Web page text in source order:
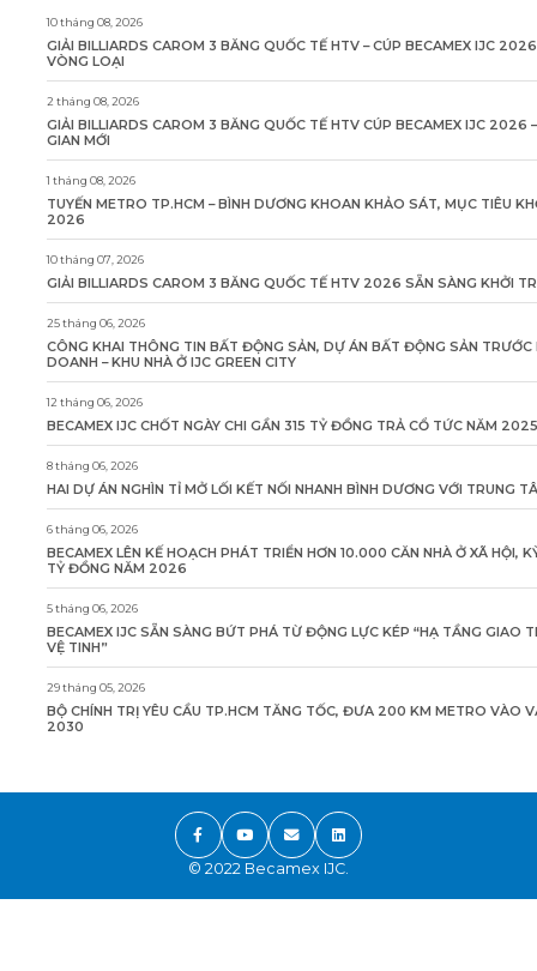
10 tháng 08, 2026
GIẢI BILLIARDS CAROM 3 BĂNG QUỐC TẾ HTV – CÚP BECAMEX IJC
VÒNG LOẠI
2 tháng 08, 2026
GIẢI BILLIARDS CAROM 3 BĂNG QUỐC TẾ HTV CÚP BECAMEX IJC 2026
GIAN MỚI
1 tháng 08, 2026
TUYẾN METRO TP.HCM – BÌNH DƯƠNG KHOAN KHẢO SÁT, MỤC TIÊU
2026
10 tháng 07, 2026
GIẢI BILLIARDS CAROM 3 BĂNG QUỐC TẾ HTV 2026 SẴN SÀNG KHỞI
25 tháng 06, 2026
CÔNG KHAI THÔNG TIN BẤT ĐỘNG SẢN, DỰ ÁN BẤT ĐỘNG SẢN
DOANH – KHU NHÀ Ở IJC GREEN CITY
12 tháng 06, 2026
BECAMEX IJC CHỐT NGÀY CHI GẦN 315 TỶ ĐỒNG TRẢ CỔ TỨC NĂM 2025
8 tháng 06, 2026
HAI DỰ ÁN NGHÌN TỈ MỞ LỐI KẾT NỐI NHANH BÌNH DƯƠNG VỚI TRUNG
6 tháng 06, 2026
BECAMEX LÊN KẾ HOẠCH PHÁT TRIỂN HƠN 10.000 CĂN NHÀ Ở XÃ HỘI,
TỶ ĐỒNG NĂM 2026
5 tháng 06, 2026
BECAMEX IJC SẴN SÀNG BỨT PHÁ TỪ ĐỘNG LỰC KÉP “HẠ TẦNG GIAO
VỆ TINH”
29 tháng 05, 2026
BỘ CHÍNH TRỊ YÊU CẦU TP.HCM TĂNG TỐC, ĐƯA 200 KM METRO VÀO
2030
© 2022 Becamex IJC.